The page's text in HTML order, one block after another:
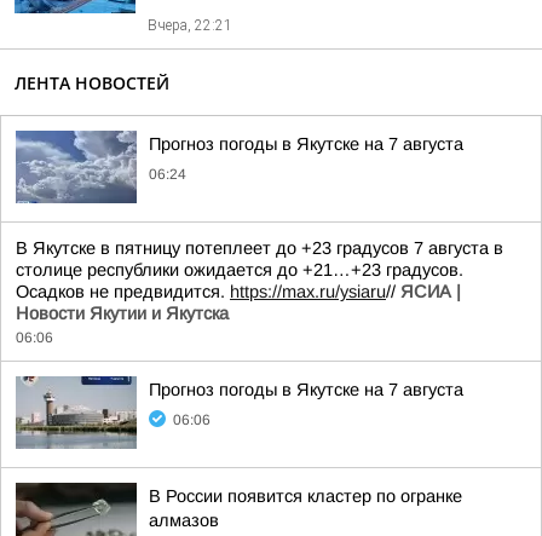
Вчера, 22:21
ЛЕНТА НОВОСТЕЙ
Прогноз погоды в Якутске на 7 августа
06:24
В Якутске в пятницу потеплеет до +23 градусов 7 августа в
столице республики ожидается до +21…+23 градусов.
Осадков не предвидится. https://max.ru/ysiaru// ЯСИА |
Новости Якутии и Якутска
06:06
Прогноз погоды в Якутске на 7 августа
06:06
В России появится кластер по огранке
алмазов